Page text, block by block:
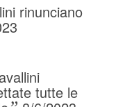
rinunciano
tutte le